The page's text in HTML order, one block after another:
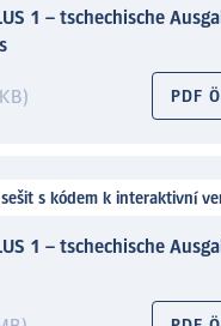
1 – tschechische
PDF
sešit s kódem k interaktivní
1 – tschechische